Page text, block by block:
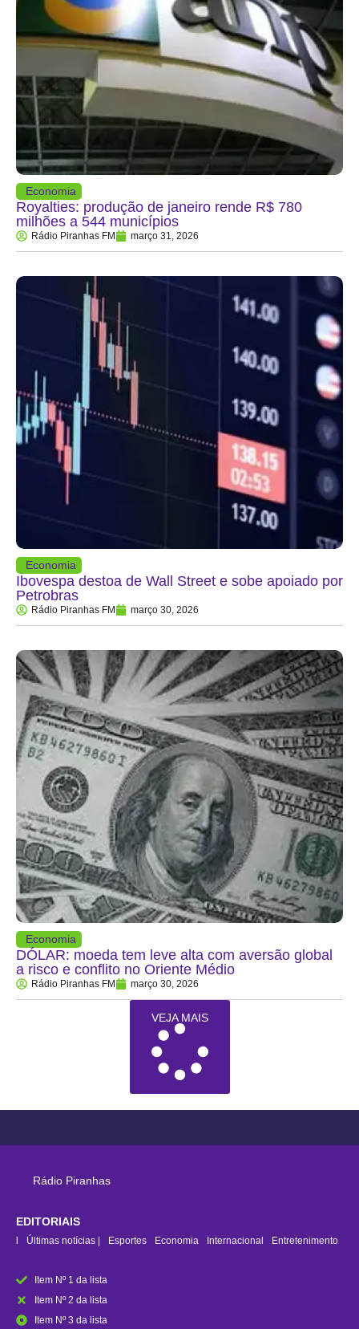
Economia
Royalties: produção de janeiro rende R$ 780
milhões a 544 municípios
Rádio Piranhas FM março 31, 2026
Economia
Ibovespa destoa de Wall Street e sobe apoiado por
Petrobras
Rádio Piranhas FM março 30, 2026
Economia
DÓLAR: moeda tem leve alta com aversão global
a risco e conflito no Oriente Médio
Rádio Piranhas FM março 30, 2026
VEJA MAIS
Rádio Piranhas
EDITORIAIS
Últimas notícias | Esportes Economia Internacional Entretenimento
Item Nº 1 da lista
Item Nº 2 da lista
Item Nº 3 da lista